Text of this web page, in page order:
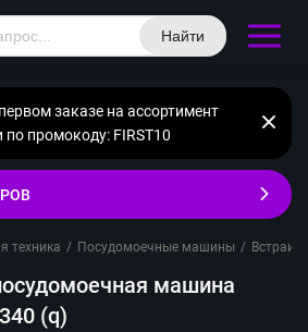
Найти
заказе на ассортимент
промокоду: FIRST10
техника / Посудомоечные машины /
машина
(q)